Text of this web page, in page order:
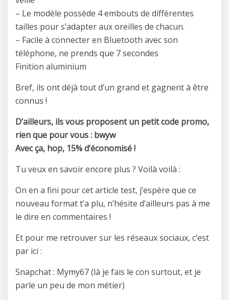
– Le modèle possède 4 embouts de différentes
tailles pour s’adapter aux oreilles de chacun.
– Facile à connecter en Bluetooth avec son
téléphone, ne prends que 7 secondes
Finition aluminium
Bref, ils ont déjà tout d’un grand et gagnent à être
connus !
D’ailleurs, ils vous proposent un petit code promo,
rien que pour vous : bwyw
Avec ça, hop, 15% d’économisé !
Tu veux en savoir encore plus ? Voilà voilà :
On en a fini pour cet article test, j’espère que ce
nouveau format t’a plu, n’hésite d’ailleurs pas à me
le dire en commentaires !
Et pour me retrouver sur les réseaux sociaux, c’est
par ici :
Snapchat : Mymy67 (là je fais le con surtout, et je
parle un peu de mon métier)